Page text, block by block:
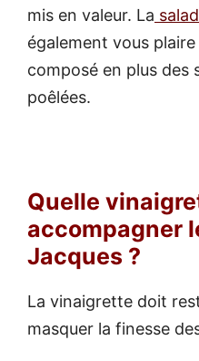
mis en valeur. La
également vous plaire
composé en plus des
poêlées.
Quelle
accompagner
Jacques ?
La vinaigrette doit
masquer la finesse